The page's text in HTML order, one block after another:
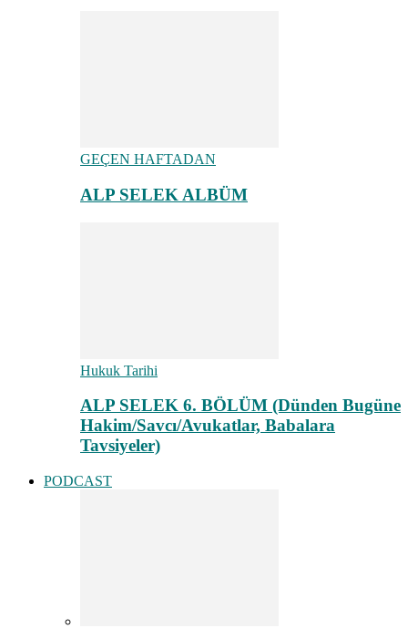
GEÇEN HAFTADAN
ALP SELEK ALBÜM
Hukuk Tarihi
ALP SELEK 6. BÖLÜM (Dünden Bugüne
Hakim/Savcı/Avukatlar, Babalara
Tavsiyeler)
PODCAST